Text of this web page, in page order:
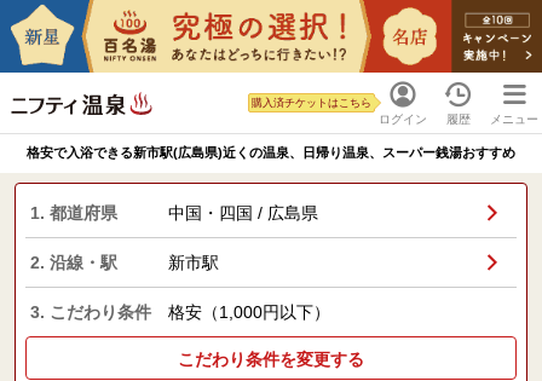
ログイン
購入済チケットはこちら
履歴 メニュー
格安で入浴できる新市駅(広島県)近くの温泉、日帰り温泉、スーパー銭湯おすすめ
1. 都道府県 中国・四国 / 広島県
2. 沿線・駅 新市駅
3. こだわり条件 格安（1,000円以下）
こだわり条件を変更する